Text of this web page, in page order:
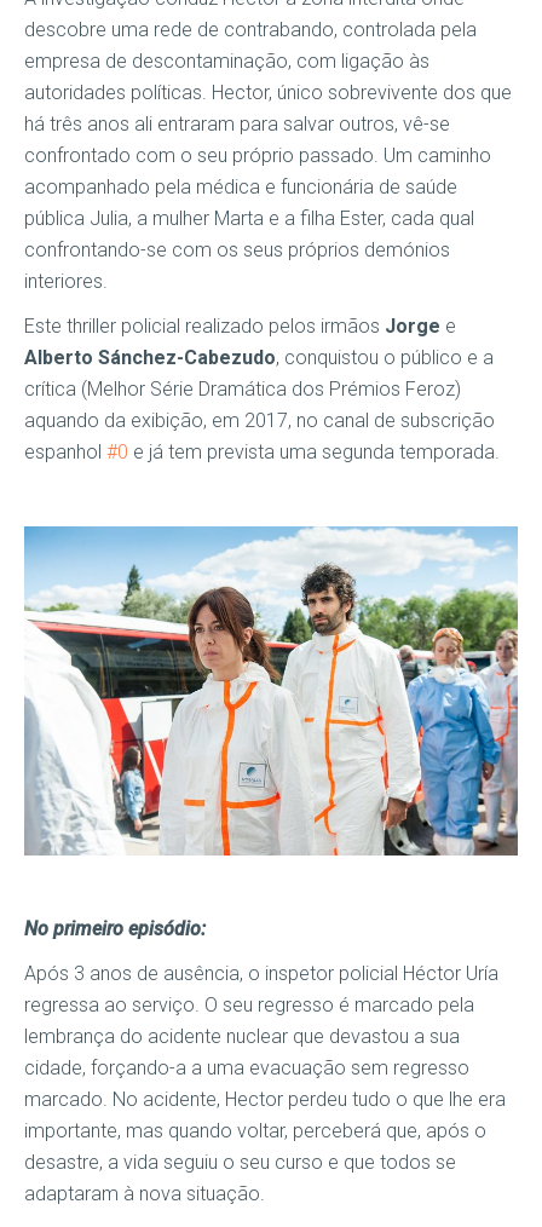
descobre uma rede de contrabando, controlada pela
empresa de descontaminação, com ligação às
autoridades políticas. Hector, único sobrevivente dos que
há três anos ali entraram para salvar outros, vê-se
confrontado com o seu próprio passado. Um caminho
acompanhado pela médica e funcionária de saúde
pública Julia, a mulher Marta e a filha Ester, cada qual
confrontando-se com os seus próprios demónios
interiores.
Este thriller policial realizado pelos irmãos Jorge e
Alberto Sánchez-Cabezudo, conquistou o público e a
crítica (Melhor Série Dramática dos Prémios Feroz)
aquando da exibição, em 2017, no canal de subscrição
espanhol #0 e já tem prevista uma segunda temporada.
No primeiro episódio:
Após 3 anos de ausência, o inspetor policial Héctor Uría
regressa ao serviço. O seu regresso é marcado pela
lembrança do acidente nuclear que devastou a sua
cidade, forçando-a a uma evacuação sem regresso
marcado. No acidente, Hector perdeu tudo o que lhe era
importante, mas quando voltar, perceberá que, após o
desastre, a vida seguiu o seu curso e que todos se
adaptaram à nova situação.